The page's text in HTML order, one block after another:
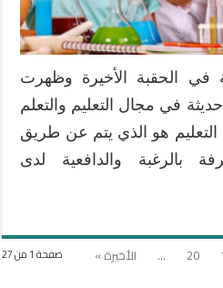
في الحقبة الأخيرة وظهرت
في مجال التعليم والتعلم
هو الذي يتم عن طريق
بالرغبة والدافعية لدى
صفحة 1 من 27 20
... الأخيرة »